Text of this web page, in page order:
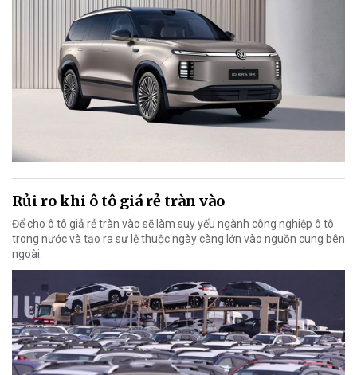
Rủi ro khi ô tô giá rẻ tràn vào
Để cho ô tô giả rẻ tràn vào sẽ làm suy yếu ngành công nghiệp ô tô
trong nước và tạo ra sự lệ thuộc ngày càng lớn vào nguồn cung bên
ngoài.